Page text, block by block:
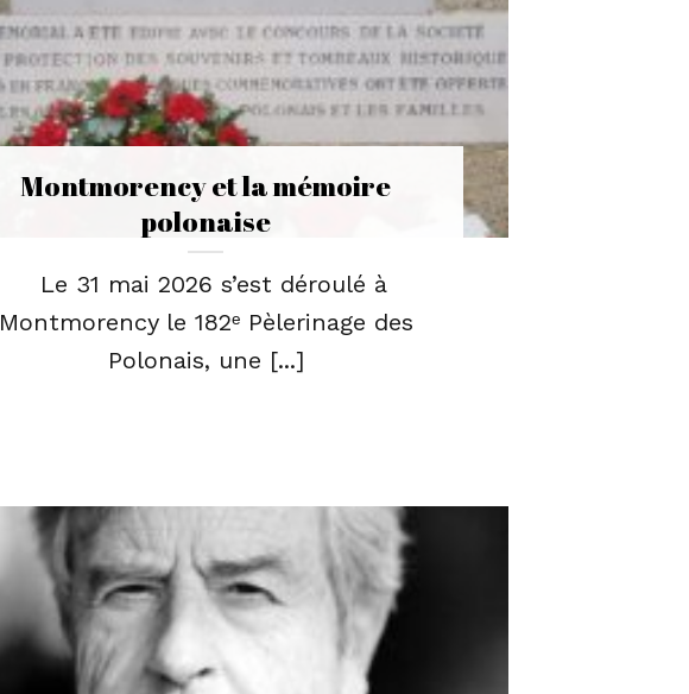
Montmorency et la mémoire
polonaise
Le 31 mai 2026 s’est déroulé à
Montmorency le 182ᵉ Pèlerinage des
Polonais, une [...]